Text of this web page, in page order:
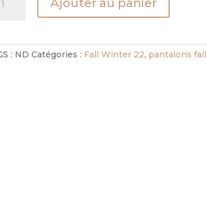
: ND Catégories : Fall Winter 22, pantalons